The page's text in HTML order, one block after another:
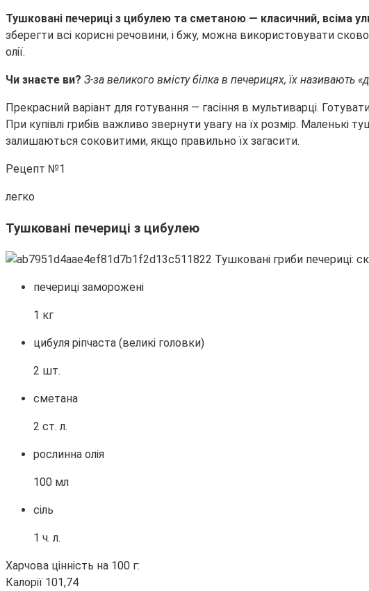
Тушковані печериці з цибулею та сметаною — класичний, всіма
зберегти всі корисні речовини, і бжу, можна використовувати
олії.
Чи знаєте ви? З-за великого вмісту білка в печерицях, їх називають
Прекрасний варіант для готування — гасіння в мультиварці.
При купівлі грибів важливо звернути увагу на їх розмір. Маленькі
залишаються соковитими, якщо правильно їх загасити.
Рецепт №1
легко
Тушковані печериці з цибулею
печериці заморожені
1 кг
цибуля ріпчаста (великі головки)
2 шт.
сметана
2 ст. л.
рослинна олія
100 мл
сіль
1 ч. л.
Харчова цінність на 100 г:
Калорії 101,74